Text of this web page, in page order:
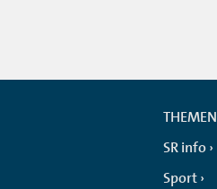
THEMEN
SR info
Sport